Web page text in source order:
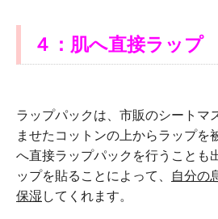
４：肌へ直接ラップ
ラップパックは、市販のシートマ
ませたコットンの上からラップを
へ直接ラップパックを行うことも
ップを貼ることによって、
自分の
保湿 してくれます。